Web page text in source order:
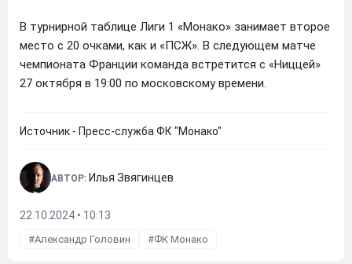
В турнирной таблице Лиги 1 «Монако» занимает второе
место с 20 очками, как и «ПСЖ». В следующем матче
чемпионата Франции команда встретится с «Ниццей»
27 октября в 19:00 по московскому времени.
Источник - Пресс-служба ФК "Монако"
АВТОР: Илья Звягинцев
22.10.2024 • 10:13
Александр Головин ФК Монако